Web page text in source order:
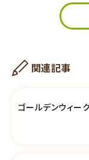
関連記事
ゴールデンウィー